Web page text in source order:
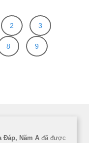
2 3
8 9
Đáp, Năm A đã được